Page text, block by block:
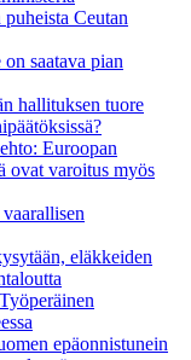
Ceutan
saatava pian
hallituksen tuore
Euroopan
ovat varoitus myös
eläkkeiden
epäonnistunein